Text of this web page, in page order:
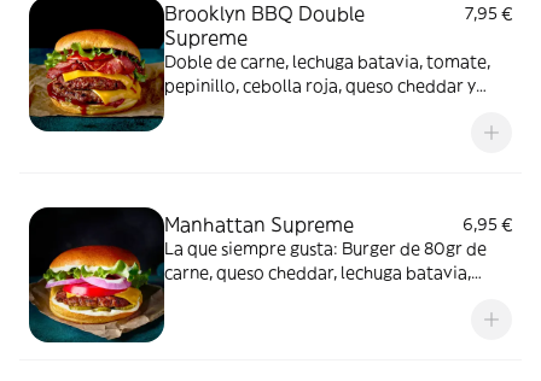
Brooklyn BBQ Double
Supreme
7,95 €
Doble de carne, lechuga batavia, tomate,
pepinillo, cebolla roja, queso cheddar y
Manhattan Supreme
6,95 €
La que siempre gusta: Burger de 80gr de
carne, queso cheddar, lechuga batavia,